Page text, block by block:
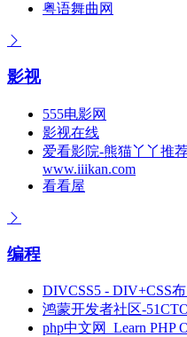
粤语舞曲网
影视
555电影网
影视在线
爱看影院-熊猫丫丫推
www.iiikan.com
看看屋
编程
DIVCSS5 - DIV+CSS
鸿蒙开发者社区-
php中文网_Learn PHP